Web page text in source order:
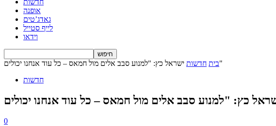
חדשות
אופנה
גאדג’טים
לייף סטייל
וידאו
בית חדשות
ישראל כץ: "למנוע סבב אלים מול חמאס – כל עוד אנחנו יכולים"
חדשות
0